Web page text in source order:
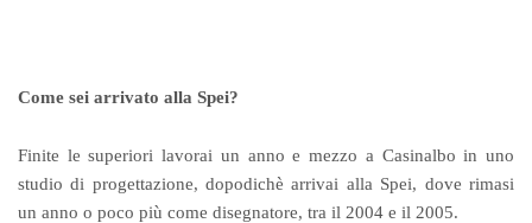
Come sei arrivato alla Spei?
Finite le superiori lavorai un anno e mezzo a Casinalbo in uno
studio di progettazione, dopodichè arrivai alla Spei, dove rimasi
un anno o poco più come disegnatore, tra il 2004 e il 2005.